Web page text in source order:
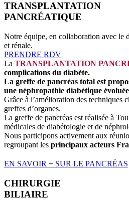
TRANSPLANTATION
PANCRÉATIQUE
Notre équipe, en collaboration avec le
et rénale.
PRENDRE RDV
La TRANSPLANTATION
complications du diabète.
La greffe de pancréas total est
une néphropathie diabétique
Grâce à l’amélioration des techniques
greffes d’organes.
La greffe de pancréas est réalisée à
médicales de diabétologie et de
Nous participons activement aux
regroupant les principaux acteurs
EN SAVOIR + SUR LE PANCRÉAS
CHIRURGIE
BILIAIRE